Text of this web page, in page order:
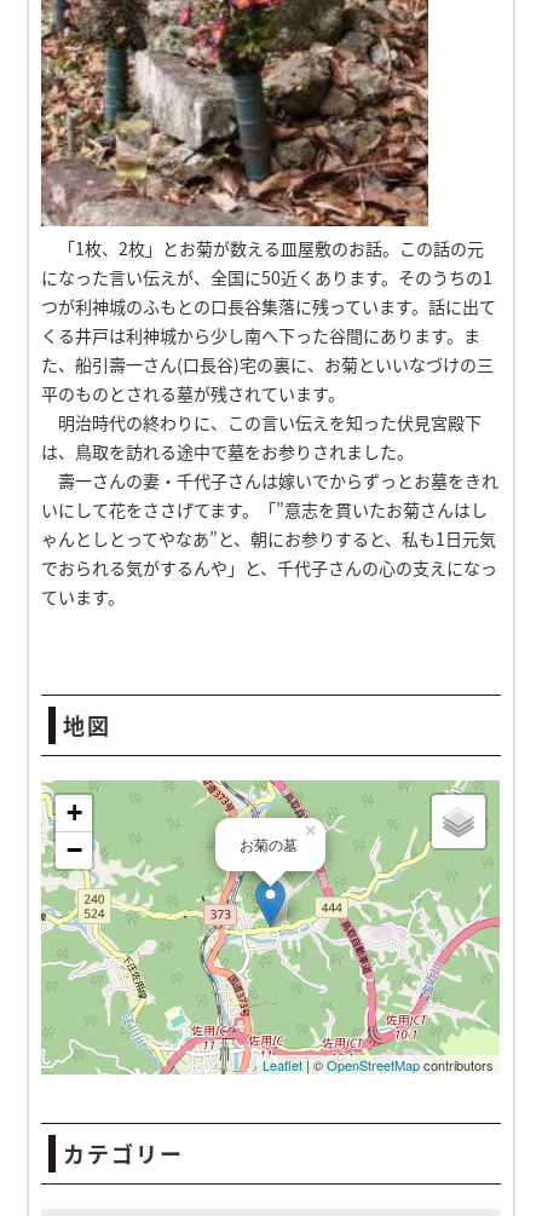
「1枚、2枚」とお菊が数える皿屋敷のお話。この話の元
になった言い伝えが、全国に50近くあります。そのうちの1
つが利神城のふもとの口長谷集落に残っています。話に出て
くる井戸は利神城から少し南へ下った谷間にあります。ま
た、船引壽一さん(口長谷)宅の裏に、お菊といいなづけの三
平のものとされる墓が残されています。
明治時代の終わりに、この言い伝えを知った伏見宮殿下
は、鳥取を訪れる途中で墓をお参りされました。
壽一さんの妻・千代子さんは嫁いでからずっとお墓をきれ
いにして花をささげてます。「”意志を貫いたお菊さんはし
ゃんとしとってやなあ”と、朝にお参りすると、私も1日元気
でおられる気がするんや」と、千代子さんの心の支えになっ
ています。
地図
お菊の墓
カテゴリー